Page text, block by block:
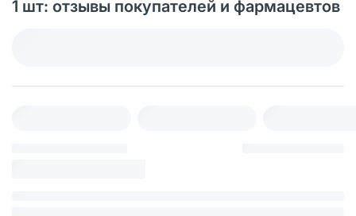
1 шт: отзывы покупателей и фармацевтов